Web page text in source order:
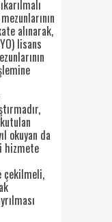
alınarak,
lisans
okuyan da
hizmete
çekilmeli,